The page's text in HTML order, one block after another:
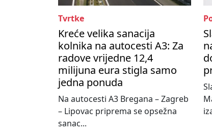
Tvrtke
Kreće velika sanacija
kolnika na autocesti A3: Za
radove vrijedne 12,4
milijuna eura stigla samo
jedna ponuda
Na autocesti A3 Bregana – Zagreb
– Lipovac priprema se opsežna
sanac...